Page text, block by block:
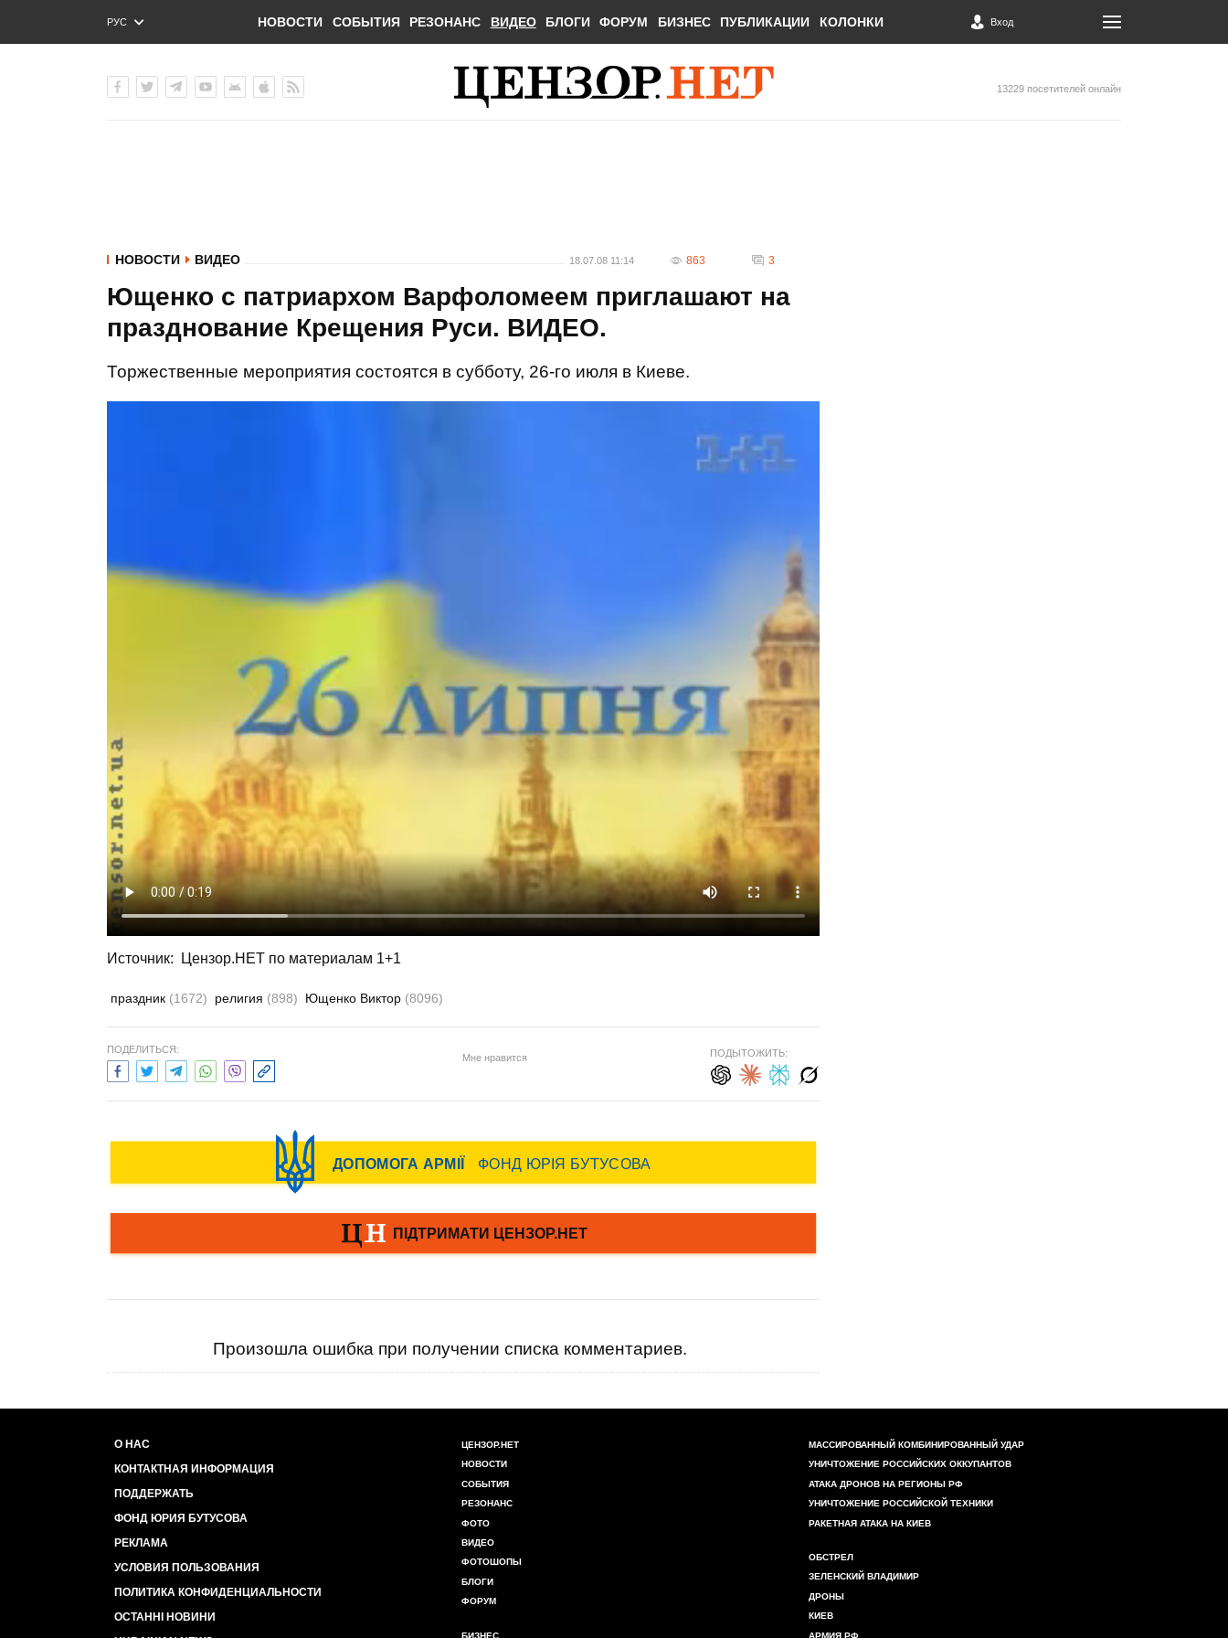
РУС
ENG
НОВОСТИ СОБЫТИЯ РЕЗОНАНС ВИДЕО БЛОГИ ФОРУМ БИЗНЕС ПУБЛИКАЦИИ КОЛОНКИ Вход
13229 посетителей онлайн
НОВОСТИ ВИДЕО 18.07.08 11:14 863 3
Ющенко с патриархом Варфоломеем приглашают на
празднование Крещения Руси. ВИДЕО.
Торжественные мероприятия состоятся в субботу, 26-го июля в Киеве.
Источник: Цензор.НЕТ по материалам 1+1
праздник (1672) религия (898) Ющенко Виктор (8096)
ПОДЕЛИТЬСЯ:
Мне нравится ПОДЫТОЖИТЬ:
Произошла ошибка при получении списка комментариев.
О НАС
КОНТАКТНАЯ ИНФОРМАЦИЯ
ПОДДЕРЖАТЬ
ФОНД ЮРИЯ БУТУСОВА
РЕКЛАМА
УСЛОВИЯ ПОЛЬЗОВАНИЯ
ПОЛИТИКА КОНФИДЕНЦИАЛЬНОСТИ
ОСТАННІ НОВИНИ
ЦЕНЗОР.НЕТ
НОВОСТИ
СОБЫТИЯ
РЕЗОНАНС
ФОТО
ВИДЕО
ФОТОШОПЫ
БЛОГИ
ФОРУМ
БИЗНЕС
МАССИРОВАННЫЙ КОМБИНИРОВАННЫЙ УДАР
УНИЧТОЖЕНИЕ РОССИЙСКИХ ОККУПАНТОВ
АТАКА ДРОНОВ НА РЕГИОНЫ РФ
УНИЧТОЖЕНИЕ РОССИЙСКОЙ ТЕХНИКИ
РАКЕТНАЯ АТАКА НА КИЕВ
ОБСТРЕЛ
ЗЕЛЕНСКИЙ ВЛАДИМИР
ДРОНЫ
КИЕВ
АРМИЯ РФ